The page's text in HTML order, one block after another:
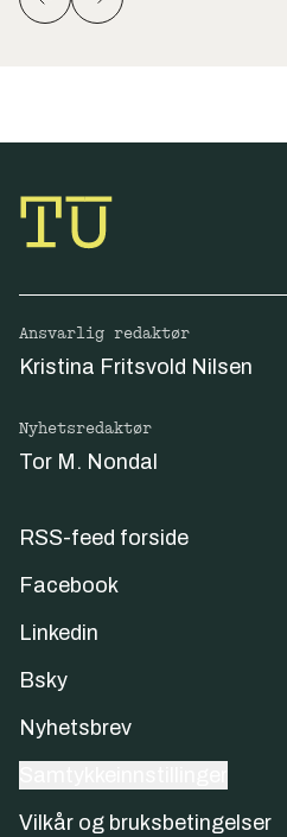
Ansvarlig redaktør
Kristina Fritsvold Nilsen
Nyhetsredaktør
Tor M. Nondal
RSS-feed forside
Facebook
Linkedin
Bsky
Nyhetsbrev
Vilkår og bruksbetingelser